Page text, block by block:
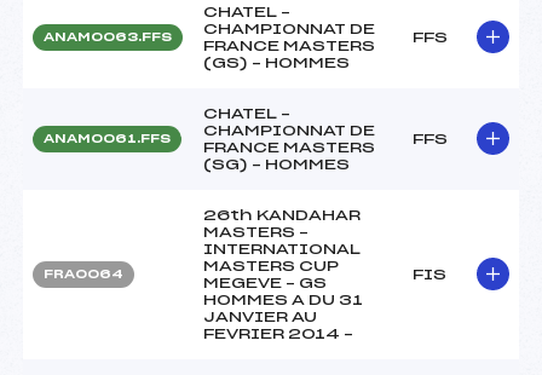
ANAM0063.FFS
CHATEL –
CHAMPIONNAT DE
FRANCE MASTERS
(GS) – HOMMES
FFS
ANAM0061.FFS
CHATEL –
CHAMPIONNAT DE
FRANCE MASTERS
(SG) – HOMMES
FFS
FRA0064
26th KANDAHAR
MASTERS –
INTERNATIONAL
MASTERS CUP
MEGEVE – GS
HOMMES A DU 31
JANVIER AU
FEVRIER 2014 –
FIS